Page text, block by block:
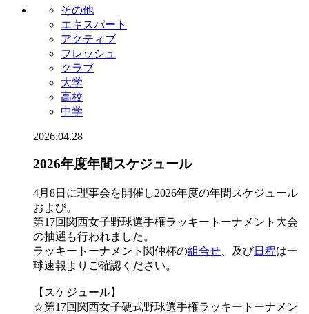
その他
エキスパート
アクティブ
フレッシュ
クラブ
大学
高校
中学
2026.04.28
2026年度年間スケジュール
4月8日に理事会を開催し2026年度の年間スケジュール
および。
第17回関西女子野球選手権ラッキートーナメント大会
の抽選も行われました。
ラッキートーナメント関仲杯の組合せ 、及び日程は一
球速報よりご確認ください。
【スケジュール】
☆第17回関西女子硬式野球選手権ラッキートーナメン